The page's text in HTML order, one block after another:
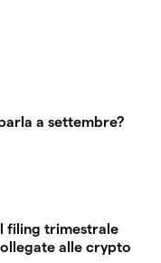
a settembre?
filing trimestrale
alle crypto